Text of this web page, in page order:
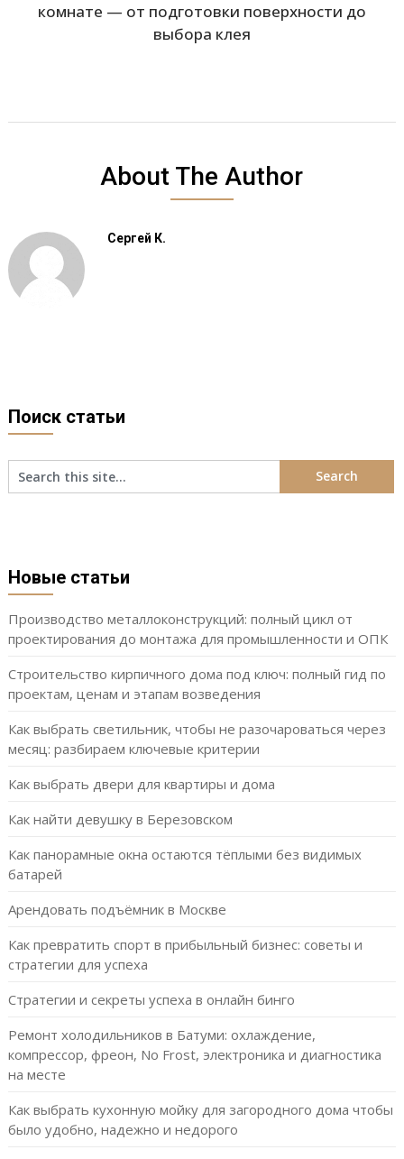
комнате — от подготовки поверхности до
выбора клея
About The Author
Сергей К.
Поиск статьи
Новые статьи
Производство металлоконструкций: полный цикл от
проектирования до монтажа для промышленности и ОПК
Строительство кирпичного дома под ключ: полный гид по
проектам, ценам и этапам возведения
Как выбрать светильник, чтобы не разочароваться через
месяц: разбираем ключевые критерии
Как выбрать двери для квартиры и дома
Как найти девушку в Березовском
Как панорамные окна остаются тёплыми без видимых
батарей
Арендовать подъёмник в Москве
Как превратить спорт в прибыльный бизнес: советы и
стратегии для успеха
Стратегии и секреты успеха в онлайн бинго
Ремонт холодильников в Батуми: охлаждение,
компрессор, фреон, No Frost, электроника и диагностика
на месте
Как выбрать кухонную мойку для загородного дома чтобы
было удобно, надежно и недорого